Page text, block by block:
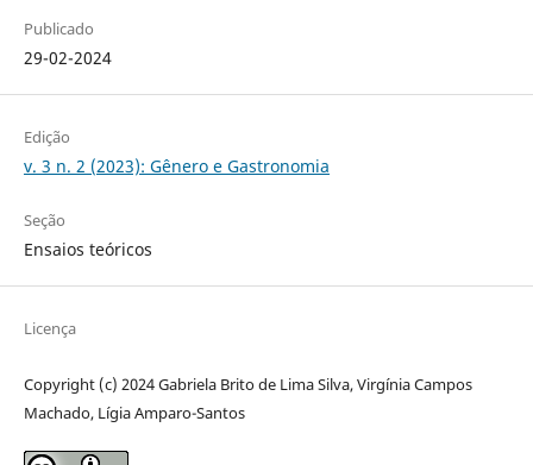
Publicado
29-02-2024
Edição
v. 3 n. 2 (2023): Gênero e Gastronomia
Seção
Ensaios teóricos
Licença
Copyright (c) 2024 Gabriela Brito de Lima Silva, Virgínia Campos
Machado, Lígia Amparo-Santos